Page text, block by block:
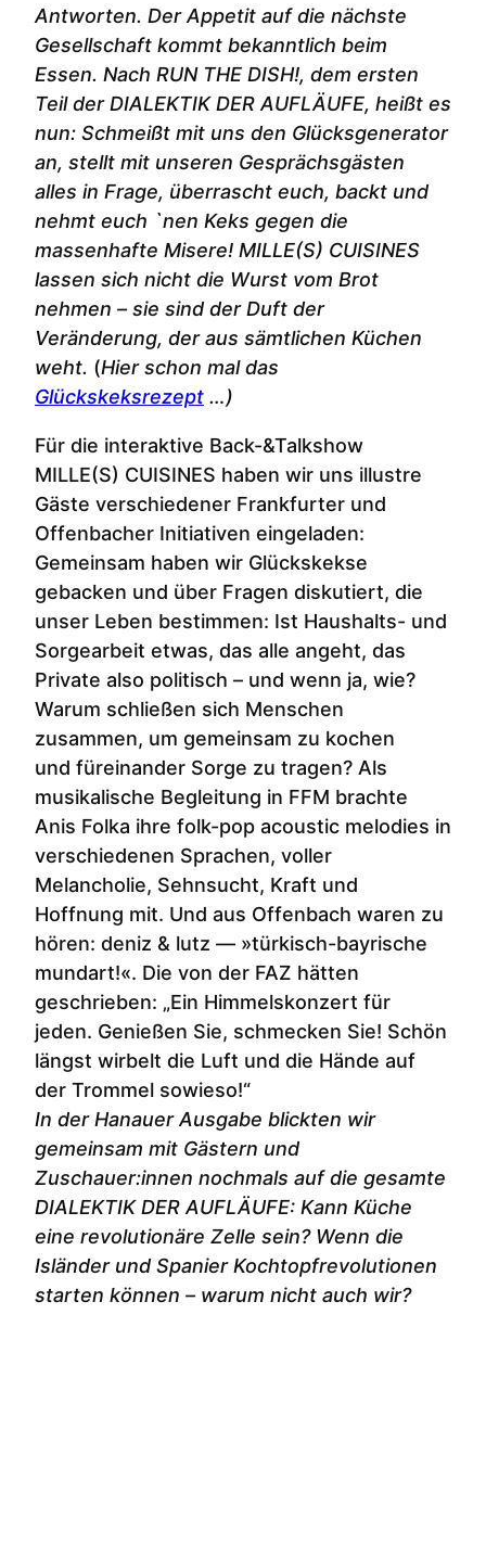
Antworten. Der Appetit auf die nächste
Gesellschaft kommt bekanntlich beim
Essen. Nach RUN THE DISH!, dem ersten
Teil der DIALEKTIK DER AUFLÄUFE, heißt es
nun: Schmeißt mit uns den Glücksgenerator
an, stellt mit unseren Gesprächsgästen
alles in Frage, überrascht euch, backt und
nehmt euch `nen Keks gegen die
massenhafte Misere! MILLE(S) CUISINES
lassen sich nicht die Wurst vom Brot
nehmen – sie sind der Duft der
Veränderung, der aus sämtlichen Küchen
weht. (Hier schon mal das
Glückskeksrezept …)
Für die interaktive Back-&Talkshow
MILLE(S) CUISINES haben wir uns illustre
Gäste verschiedener Frankfurter und
Offenbacher Initiativen eingeladen:
Gemeinsam haben wir Glückskekse
gebacken und über Fragen diskutiert, die
unser Leben bestimmen: Ist Haushalts- und
Sorgearbeit etwas, das alle angeht, das
Private also politisch – und wenn ja, wie?
Warum schließen sich Menschen
zusammen, um gemeinsam zu kochen
und füreinander Sorge zu tragen? Als
musikalische Begleitung in FFM brachte
Anis Folka ihre folk-pop acoustic melodies in
verschiedenen Sprachen, voller
Melancholie, Sehnsucht, Kraft und
Hoffnung mit. Und aus Offenbach waren zu
hören: deniz & lutz — »türkisch-bayrische
mundart!«. Die von der FAZ hätten
geschrieben: „Ein Himmelskonzert für
jeden. Genießen Sie, schmecken Sie! Schön
längst wirbelt die Luft und die Hände auf
der Trommel sowieso!“
In der Hanauer Ausgabe blickten wir
gemeinsam mit Gästern und
Zuschauer:innen nochmals auf die gesamte
DIALEKTIK DER AUFLÄUFE: Kann Küche
eine revolutionäre Zelle sein? Wenn die
Isländer und Spanier Kochtopfrevolutionen
starten können – warum nicht auch wir?